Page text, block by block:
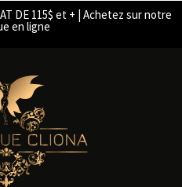
DE 115$ et + | Achetez sur notre
en ligne